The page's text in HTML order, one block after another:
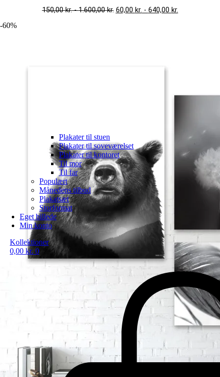
Plakater til stuen
Plakater til soveværelset
Plakater til kontoret
Til mor
Til far
Populært
Månedens tilbud
Plakatsæt
Storformat
Eget billede
Min konto
Kollektioner
0,00 kr. 0
150,00kr.-1.600,00kr. 60,00 kr. - 640,00 kr.
-60%